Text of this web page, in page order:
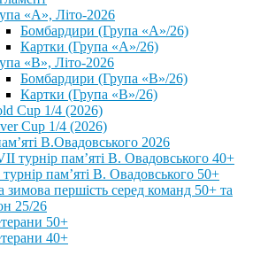
«А», Літо-2026
Бомбардири (Група «А»/26)
Картки (Група «А»/26)
«В», Літо-2026
Бомбардири (Група «В»/26)
Картки (Група «В»/26)
Cup 1/4 (2026)
Cup 1/4 (2026)
В.Овадовського 2026
турнір пам’яті В. Овадовського 40+
пам’яті В. Овадовського 50+
зимова першість серед команд 50+ та
25/26
50+
40+